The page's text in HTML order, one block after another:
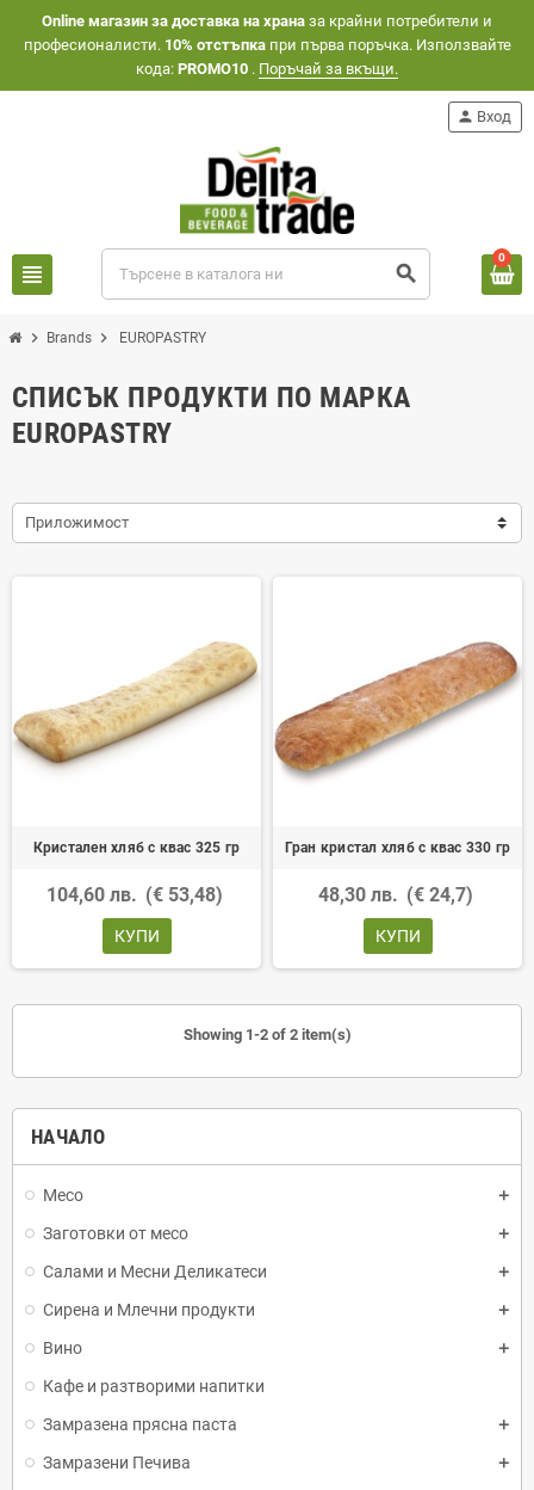
Оnline магазин за доставка на храна за крайни потребители и
професионалисти. 10% отстъпкапри първа поръчка. Използвайте
кода: PROMO10 . Поръчай за вкъщи.
view_headline search
person Вход
0
chevron_right Brands chevron_right EUROPASTRY
НАЧАЛО
Месо
Заготовки от месо
Салами и Месни Деликатеси
Сирена и Млечни продукти
Вино
Кафе и разтворими напитки
Замразена прясна паста
Замразени Печива
СПИСЪК ПРОДУКТИ ПО МАРКА
EUROPASTRY
Приложимост
Кристален хляб с квас 325 гр
104,60 лв. (€ 53,48)
КУПИ
Гран кристал хляб с квас 330 гр
48,30 лв. (€ 24,7)
КУПИ
Showing 1-2 of 2 item(s)